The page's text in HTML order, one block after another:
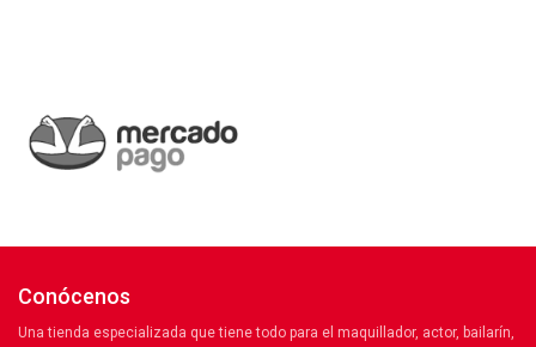
Conócenos
Una tienda especializada que tiene todo para el maquillador, actor, bailarín,